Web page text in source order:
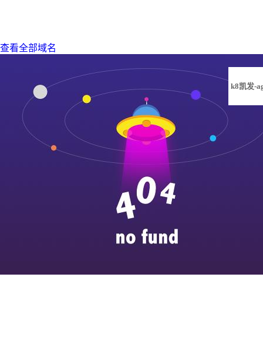
查看全部域名
k8凯发-